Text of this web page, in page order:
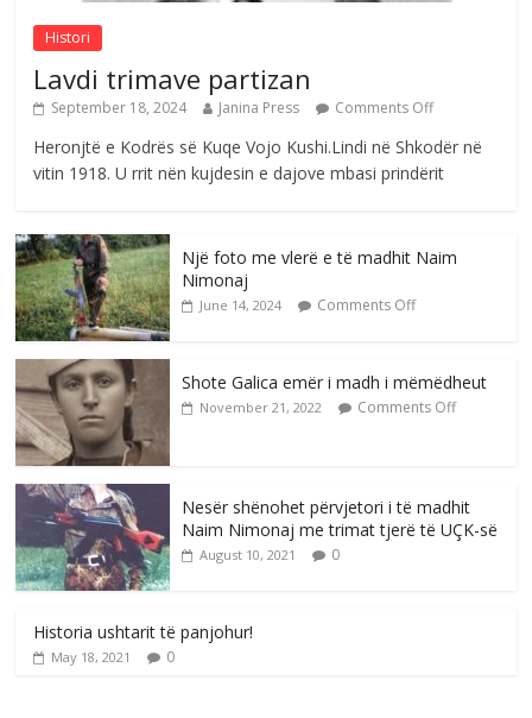
Histori
Lavdi trimave partizan
September 18, 2024 Janina Press Comments Off
Heronjtë e Kodrës së Kuqe Vojo Kushi.Lindi në Shkodër në
vitin 1918. U rrit nën kujdesin e dajove mbasi prindërit
Një foto me vlerë e të madhit Naim
Nimonaj
June 14, 2024 Comments Off
Shote Galica emër i madh i mëmëdheut
November 21, 2022 Comments Off
Nesër shënohet përvjetori i të madhit
Naim Nimonaj me trimat tjerë të UÇK-së
August 10, 2021 0
Historia ushtarit të panjohur!
May 18, 2021 0